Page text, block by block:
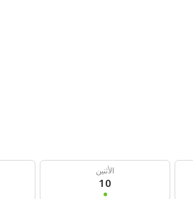
الأثنين
10